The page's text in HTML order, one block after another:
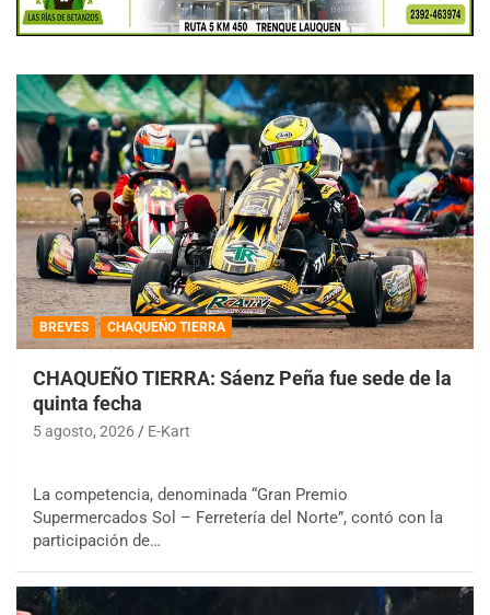
BREVES CHAQUEÑO TIERRA
CHAQUEÑO TIERRA: Sáenz Peña fue sede de la
quinta fecha
5 agosto, 2026 E-Kart
La competencia, denominada “Gran Premio
Supermercados Sol – Ferretería del Norte”, contó con la
participación de…